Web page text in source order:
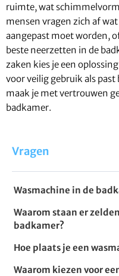
ruimte, wat
mensen vragen zich af
aangepast moet worden,
beste neerzetten in de
zaken kies je een
voor veilig gebruik als
maak je met vertrouwen
badkamer.
Vragen
Wasmachine in de
Waarom staan er
badkamer?
Hoe plaats je een
Waarom kiezen voor